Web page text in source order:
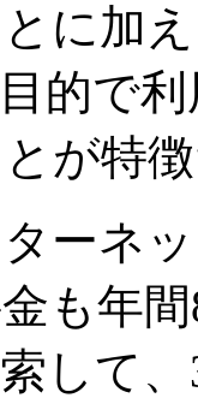
に加
的で
が特
ーネ
も年
して